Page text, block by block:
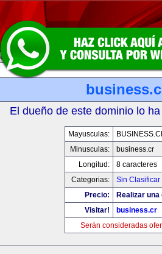
El dueño de este dominio lo
Mayusculas:
Minusculas:
business.cr
Longitud:
8 caracteres
Categorias:
Sin Clasificar
Precio:
Realizar
Visitar!
business.cr
Serán consideradas